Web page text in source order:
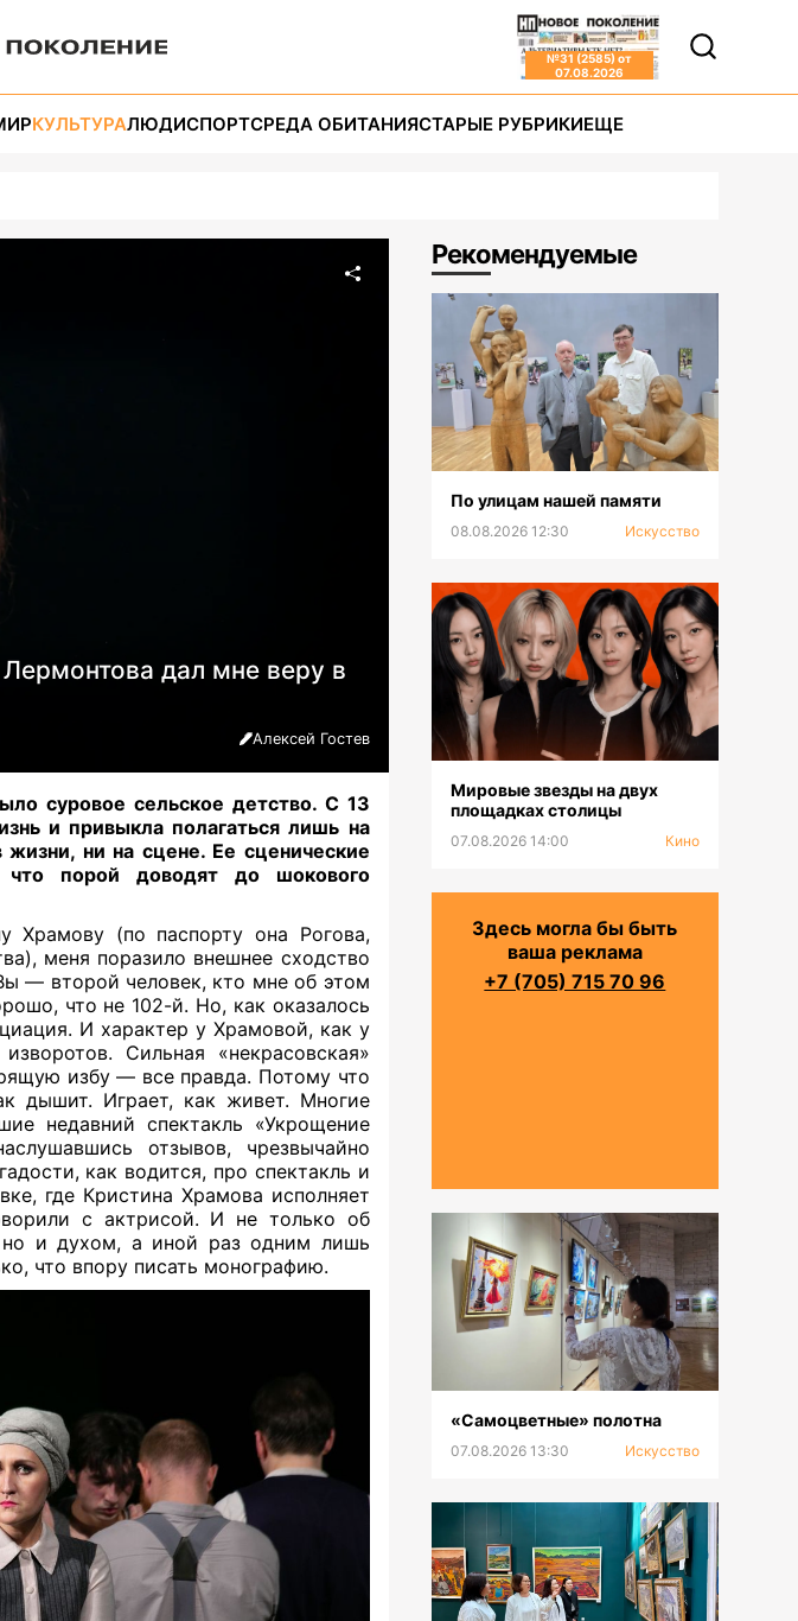
№31 (2585) от
07.08.2026
КУЛЬТУРАЛЮДИСПОРТСРЕДА ОБИТАНИЯСТАРЫЕ РУБРИКИЕЩЕ
дал мне веру в
Алексей Гостев
суровое сельское детство. С 13
и привыкла полагаться лишь на
ни на сцене. Ее сценические
что порой доводят до шокового
Храмову (по паспорту она Рогова,
меня поразило внешнее сходство
— второй человек, кто мне об этом
что не 102-й. Но, как оказалось
И характер у Храмовой, как у
Сильная «некрасовская»
избу — все правда. Потому что
дышит. Играет, как живет. Многие
недавний спектакль «Укрощение
отзывов, чрезвычайно
как водится, про спектакль и
где Кристина Храмова исполняет
с актрисой. И не только об
и духом, а иной раз одним лишь
что впору писать монографию.
Рекомендуемые
По улицам нашей памяти
08.08.2026 12:30 Искусство
Мировые звезды на двух
площадках столицы
07.08.2026 14:00 Кино
Здесь могла бы быть
ваша реклама
+7 (705) 715 70 96
«Самоцветные» полотна
07.08.2026 13:30 Искусство